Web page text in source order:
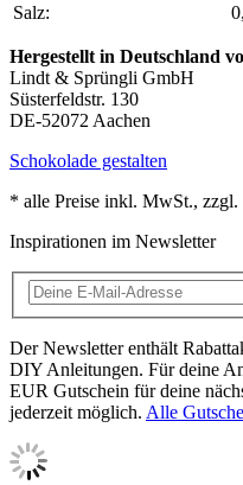
Salz:
Hergestellt in Deutschland
Lindt & Sprüngli GmbH
Süsterfeldstr. 130
DE-52072 Aachen
Schokolade gestalten
* alle Preise inkl. MwSt., zzgl.
Inspirationen im Newsletter
Der Newsletter enthält
DIY Anleitungen. Für deine
EUR Gutschein für deine
jederzeit möglich. Alle